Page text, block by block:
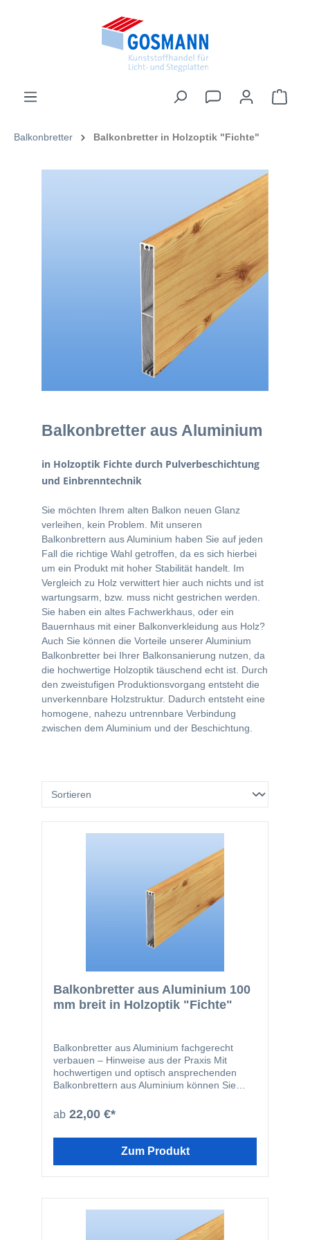
Balkonbretter Balkonbretter in Holzoptik "Fichte"
Balkonbretter aus Aluminium
in Holzoptik Fichte durch Pulverbeschichtung
und Einbrenntechnik
Sie möchten Ihrem alten Balkon neuen Glanz
verleihen, kein Problem. Mit unseren
Balkonbrettern aus Aluminium haben Sie auf jeden
Fall die richtige Wahl getroffen, da es sich hierbei
um ein Produkt mit hoher Stabilität handelt. Im
Vergleich zu Holz verwittert hier auch nichts und ist
wartungsarm, bzw. muss nicht gestrichen werden.
Sie haben ein altes Fachwerkhaus, oder ein
Bauernhaus mit einer Balkonverkleidung aus Holz?
Auch Sie können die Vorteile unserer Aluminium
Balkonbretter bei Ihrer Balkonsanierung nutzen, da
die hochwertige Holzoptik täuschend echt ist. Durch
den zweistufigen Produktionsvorgang entsteht die
unverkennbare Holzstruktur. Dadurch entsteht eine
homogene, nahezu untrennbare Verbindung
zwischen dem Aluminium und der Beschichtung.
Balkonbretter aus Aluminium 100
mm breit in Holzoptik "Fichte"
Balkonbretter aus Aluminium fachgerecht
verbauen – Hinweise aus der Praxis Mit
hochwertigen und optisch ansprechenden
Balkonbrettern aus Aluminium können Sie
Vor allem Balkonbretter aus Aluminium sind
robust, wartungsfrei, witterungsbeständig,
eine qualitativ hochwertige
Unterkonstruktion waagerecht, senkrecht oder
auch diagonal angebracht werden. Durch das
Kombinieren mit einer anderen Farbe bieten
ab 22,00 €*
Zum Produkt